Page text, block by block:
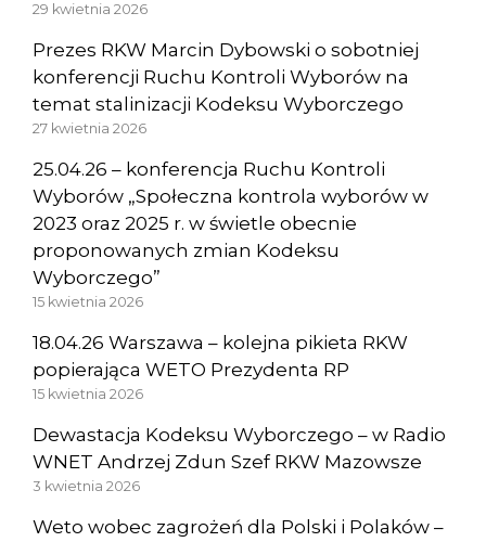
29 kwietnia 2026
Prezes RKW Marcin Dybowski o sobotniej
konferencji Ruchu Kontroli Wyborów na
temat stalinizacji Kodeksu Wyborczego
27 kwietnia 2026
25.04.26 – konferencja Ruchu Kontroli
Wyborów „Społeczna kontrola wyborów w
2023 oraz 2025 r. w świetle obecnie
proponowanych zmian Kodeksu
Wyborczego”
15 kwietnia 2026
18.04.26 Warszawa – kolejna pikieta RKW
popierająca WETO Prezydenta RP
15 kwietnia 2026
Dewastacja Kodeksu Wyborczego – w Radio
WNET Andrzej Zdun Szef RKW Mazowsze
3 kwietnia 2026
Weto wobec zagrożeń dla Polski i Polaków –